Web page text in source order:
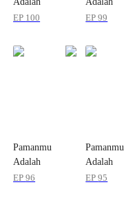
Suamiku
EP 100
Suamiku
EP99
Pamanmu
Adalah
Suamiku
EP96
Pamanmu
Adalah
Suamiku
EP95